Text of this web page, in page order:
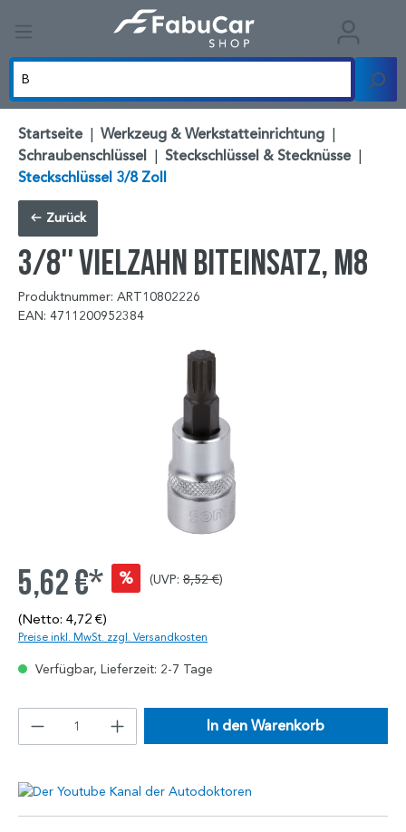
Startseite | Werkzeug & Werkstatteinrichtung |
Schraubenschlüssel | Steckschlüssel & Stecknüsse |
Steckschlüssel 3/8 Zoll
Zurück
3/8'' Vielzahn Biteinsatz, M8
Produktnummer: ART10802226
EAN: 4711200952384
5,62 €* % (UVP: 8,52 €)
(Netto: 4,72 €)
Preise inkl. MwSt. zzgl. Versandkosten
Verfügbar, Lieferzeit: 2-7 Tage
In den Warenkorb